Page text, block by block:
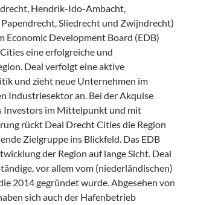
Hendrik-Ido-Ambacht,
Sliedrecht und Zwijndrecht)
Economic Development Board (EDB)
eine erfolgreiche und
Deal verfolgt eine aktive
und zieht neue Unternehmen im
Industriesektor an. Bei der Akquise
Investors im Mittelpunkt und mit
rückt Deal Drecht Cities die Region
Zielgruppe ins Blickfeld. Das EDB
der Region auf lange Sicht. Deal
vor allem vom (niederländischen)
2014 gegründet wurde. Abgesehen von
sich auch der Hafenbetrieb